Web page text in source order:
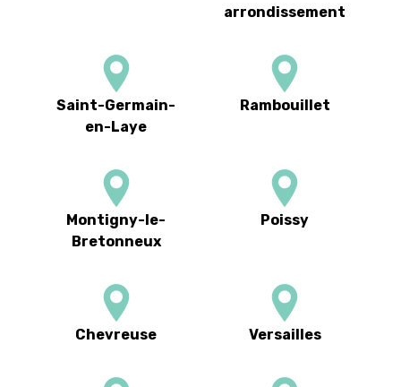
arrondissement
Saint-Germain-
en-Laye
Rambouillet
Montigny-le-
Bretonneux
Poissy
Chevreuse Versailles